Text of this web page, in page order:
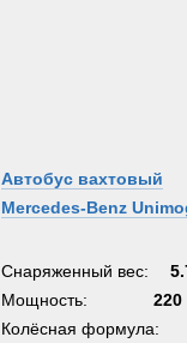
Автобус вахтовый
Mercedes-Benz
Снаряженный вес:
Мощность:
220
Колёсная формула: